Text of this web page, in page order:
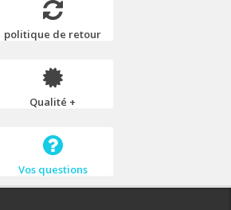
politique de retour
Qualité +
Vos questions